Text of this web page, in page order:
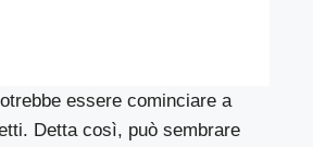
essere cominciare a
Detta così, può sembrare